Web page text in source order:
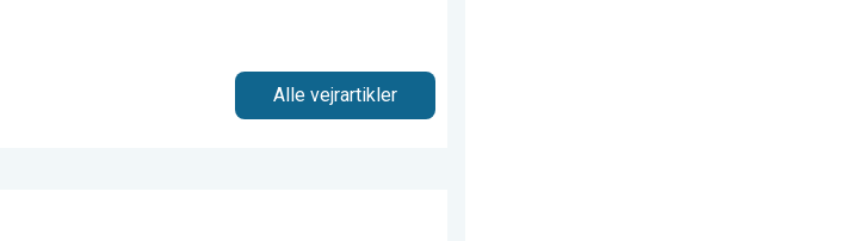
Alle vejrartikler